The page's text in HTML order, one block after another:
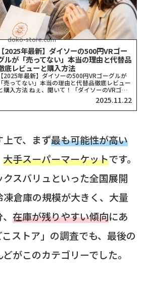
doko-store.com
【2025年最新】ダイソーの500円VRゴー
ルが「売ってない」本当の理由と代替品
底レビューと購入方法
【2025年最新】ダイソーの500円VRゴーグルが
「売ってない」本当の理由と代替品徹底レビュー
購入方法 ねぇ、聞いて！「ダイソーのVRゴー
グル、どこにも売ってない！」って検索したそこ
のアナタ、同じ気持ちでここに来てくれましたよ
？一時期、...
2025.11.22
上で、まず最も可能性が高い
大手スーパーマーケットです。
スバリュといった全国展開
倉庫の規模が大きく、大量
在庫が残りやすい傾向にあ
ストア」の調査でも、最後の
がこのカテゴリーでした。